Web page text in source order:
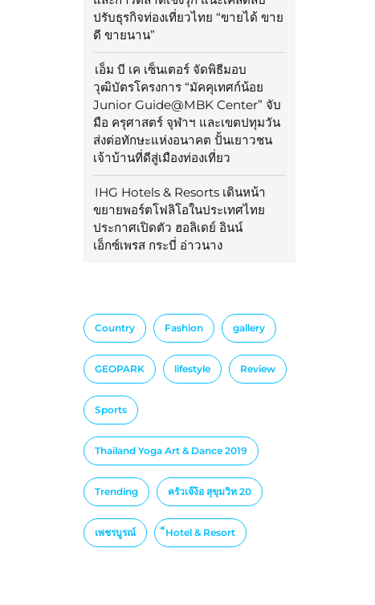
ปรับธุรกิจท่องเที่ยวไทย “ขายได้ ขาย
ดี ขายนาน”
เอ็ม บี เค เซ็นเตอร์ จัดพิธีมอบ
วุฒิบัตรโครงการ “มัคคุเทศก์น้อย
Junior Guide@MBK Center” จับ
มือ ครุศาสตร์ จุฬาฯ และเขตปทุมวัน
ส่งต่อทักษะแห่งอนาคต ปั้นเยาวชน
เจ้าบ้านที่ดีสู่เมืองท่องเที่ยว
IHG Hotels & Resorts เดินหน้า
ขยายพอร์ตโฟลิโอในประเทศไทย
ประกาศเปิดตัว ฮอลิเดย์ อินน์
เอ็กซ์เพรส กระบี่ อ่าวนาง
Country Fashion gallery
GEOPARK lifestyle Review
Sports
Thailand Yoga Art & Dance 2019
Trending ครัวเจ๊ง้อ สุขุมวิท 20
เพชรบูรณ์ ็Hotel & Resort